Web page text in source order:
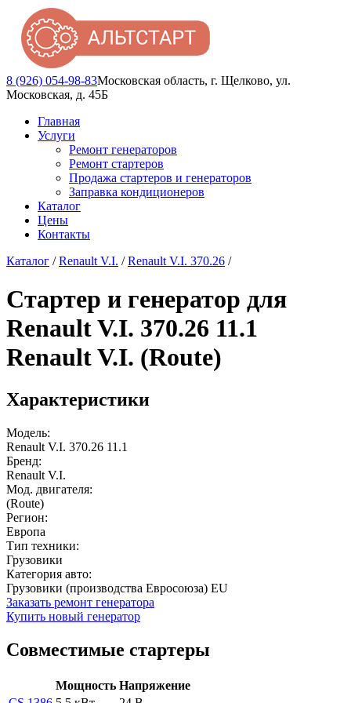
8 (926) 054-98-83Московская область, г. Щелково, ул.
Московская, д. 45Б
Главная
Услуги
Ремонт генераторов
Ремонт стартеров
Продажа стартеров и генераторов
Заправка кондиционеров
Каталог
Цены
Контакты
Каталог /Renault V.I. /Renault V.I. 370.26 /
Стартер и генератор для
Renault V.I. 370.26 11.1
Renault V.I. (Route)
Характеристики
Модель:
Renault V.I. 370.26 11.1
Бренд:
Renault V.I.
Мод. двигателя:
(Route)
Регион:
Европа
Тип техники:
Грузовики
Категория авто:
Грузовики (производства Евросоюза) EU
Заказать ремонт генератора
Купить новый генератор
Совместимые стартеры
Мощность Напряжение